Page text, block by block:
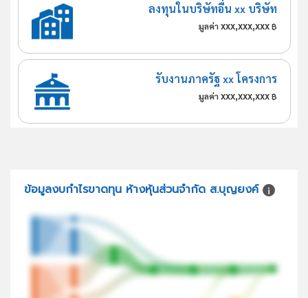
ลงทุนในบริษัทอื่น xx บริษัท
มูลค่า xxx,xxx,xxx ฿
รับงานภาครัฐ xx โครงการ
มูลค่า xxx,xxx,xxx ฿
ข้อมูลงบกำไรขาดทุน ห้างหุ้นส่วนจำกัด ส.บุญยงค์